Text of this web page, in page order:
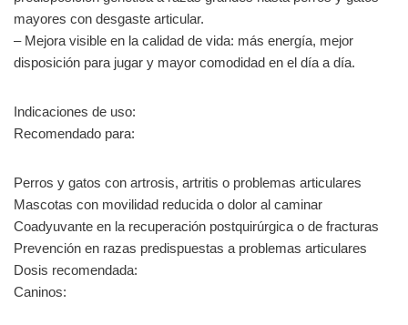
mayores con desgaste articular.
– Mejora visible en la calidad de vida: más energía, mejor
disposición para jugar y mayor comodidad en el día a día.
Indicaciones de uso:
Recomendado para:
Perros y gatos con artrosis, artritis o problemas articulares
Mascotas con movilidad reducida o dolor al caminar
Coadyuvante en la recuperación postquirúrgica o de fracturas
Prevención en razas predispuestas a problemas articulares
Dosis recomendada:
Caninos: